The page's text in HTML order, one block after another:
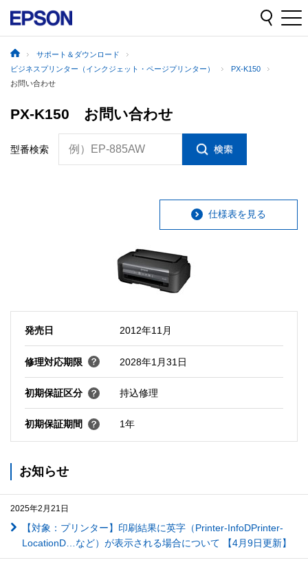
サポート＆ダウンロード
ビジネスプリンター（インクジェット・ページプリンター）
PX-K150
お問い合わせ
PX-K150 お問い合わせ
型番検索 例）EP-885AW
仕様表を見る
発売日 2012年11月
修理対応期限 2028年1月31日
初期保証区分 持込修理
初期保証期間 1年
お知らせ
2025年2月21日
【対象：プリンター】印刷結果に英字（Printer-InfoDPrinter-
LocationD…など）が表示される場合について 【4月9日更新】